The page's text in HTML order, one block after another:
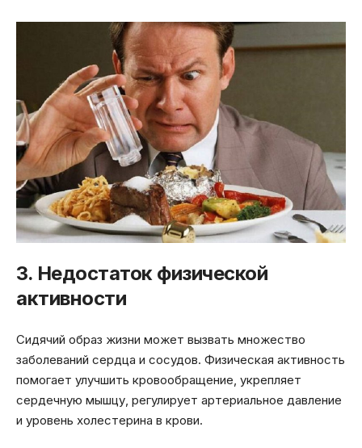
3. Недостаток физической
активности
Сидячий образ жизни может вызвать множество
заболеваний сердца и сосудов. Физическая активность
помогает улучшить кровообращение, укрепляет
сердечную мышцу, регулирует артериальное давление
и уровень холестерина в крови.